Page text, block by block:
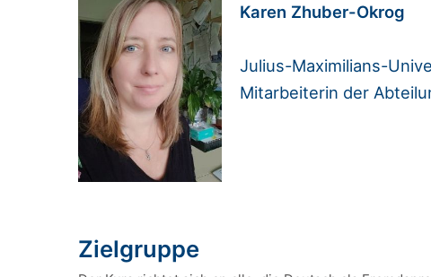
Karen Zhuber-Okrog
Julius-Maximilians-
Mitarbeiterin der
Zielgruppe